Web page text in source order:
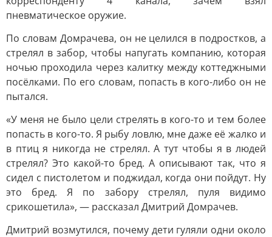
пневматическое оружие.
По словам Домрачева, он не целился в подростков, а
стрелял в забор, чтобы напугать компанию, которая
ночью проходила через калитку между коттеджными
посёлками. По его словам, попасть в кого-либо он не
пытался.
«У меня не было цели стрелять в кого-то и тем более
попасть в кого-то. Я рыбу ловлю, мне даже её жалко и
в птиц я никогда не стрелял. А тут чтобы я в людей
стрелял? Это какой-то бред. А описывают так, что я
сидел с пистолетом и поджидал, когда они пойдут. Ну
это бред. Я по забору стрелял, пуля видимо
срикошетила», — рассказал Дмитрий Домрачев.
Дмитрий возмутился, почему дети гуляли одни около